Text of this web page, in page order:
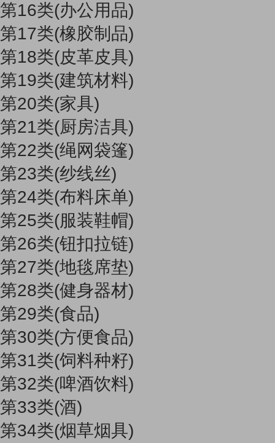
第16类(办公用品)
第17类(橡胶制品)
第18类(皮革皮具)
第19类(建筑材料)
第20类(家具)
第21类(厨房洁具)
第22类(绳网袋篷)
第23类(纱线丝)
第24类(布料床单)
第25类(服装鞋帽)
第26类(钮扣拉链)
第27类(地毯席垫)
第28类(健身器材)
第29类(食品)
第30类(方便食品)
第31类(饲料种籽)
第32类(啤酒饮料)
第33类(酒)
第34类(烟草烟具)